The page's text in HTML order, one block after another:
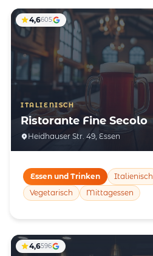
ITALIENISCH
Ristorante Fine Secolo
Heidhauser Str. 49, Essen
4,6605
Essen und Trinken Italienisch
Vegetarisch
Mittagessen
4,6596